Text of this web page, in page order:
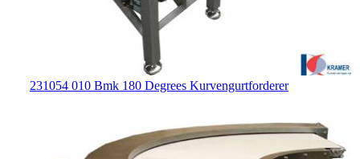
231054 010 Bmk 180 Degrees Kurvengurtforderer